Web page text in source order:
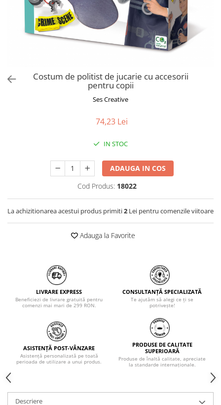
Consultanta Instalare
Jucarii de Sortare
Jucarii de tras
Jucarii din plus
PAPUSI
Costum de politist de jucarie cu accesorii
pentru copii
Ses Creative
74,23 Lei
IN STOC
ADAUGA IN COS
Cod Produs: 18022
La achizitionarea acestui produs primiti2 Lei pentru comenzile viitoare
Adauga la Favorite
LIVRARE EXPRESS
Beneficiezi de livrare gratuită pentru
comenzi mai mari de 299 RON.
CONSULTANȚĂ SPECIALIZATĂ
Te ajutăm să alegi ce ți se
potrivește!
ASISTENȚĂ POST-VÂNZARE
Asistență personalizată pe toată
perioada de utilizare a unui produs.
PRODUSE DE CALITATE
SUPERIOARĂ
Produse de înaltă calitate, apreciate
la standarde internaționale.
Descriere